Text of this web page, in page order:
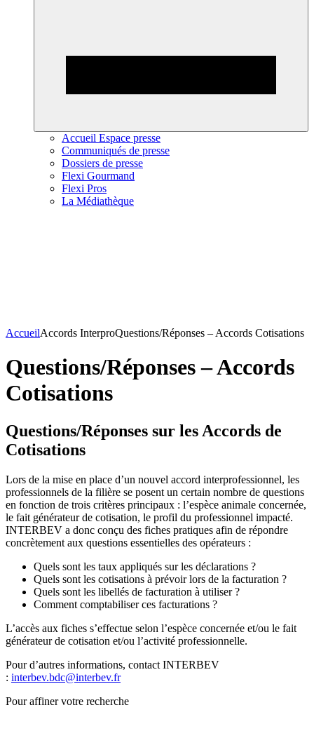
Accueil Espace presse
Communiqués de presse
Dossiers de presse
Flexi Gourmand
Flexi Pros
La Médiathèque
AccueilAccords InterproQuestions/Réponses – Accords Cotisations
Questions/Réponses – Accords
Cotisations
Questions/Réponses sur les Accords de
Cotisations
Lors de la mise en place d’un nouvel accord interprofessionnel, les
professionnels de la filière se posent un certain nombre de questions
en fonction de trois critères principaux : l’espèce animale concernée,
le fait générateur de cotisation, le profil du professionnel impacté.
INTERBEV a donc conçu des fiches pratiques afin de répondre
concrètement aux questions essentielles des opérateurs :
Quels sont les taux appliqués sur les déclarations ?
Quels sont les cotisations à prévoir lors de la facturation ?
Quels sont les libellés de facturation à utiliser ?
Comment comptabiliser ces facturations ?
L’accès aux fiches s’effectue selon l’espèce concernée et/ou le fait
générateur de cotisation et/ou l’activité professionnelle.
Pour d’autres informations, contact INTERBEV
: interbev.bdc@interbev.fr
Pour affiner votre recherche